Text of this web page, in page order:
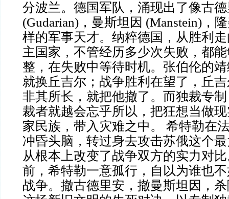
分波兰。德国军队，涌现出了像古
(Gudarian)，曼斯坦因 (Manstein)，
样的军事天才。纳粹德国，从胜利
主国家，不管经历多少次失败，都
整，在失败中等待时机。张伯伦的
就换丘吉尔；战争胜利在望了，丘
非其所长，就把他撤了。而独裁专
裁者就越会忘乎所以，把狂想当做
家民族，带入灾难之中。 希特勒在
冲昏头脑，转过身去攻击苏俄这个
从根本上改变了战争双方的实力对
前，希特勒一意孤行，自以为谁也
战争。撤古德里安，撤曼斯坦因，